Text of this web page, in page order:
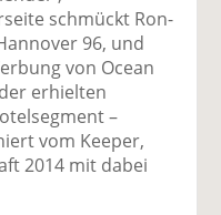
schmückt Ron-
96, und
von Ocean
erhielten
–
vom Keeper,
2014 mit dabei